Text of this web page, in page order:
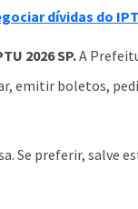
dívidas do
2026 SP.A
emitir boletos,
Se preferir, salve